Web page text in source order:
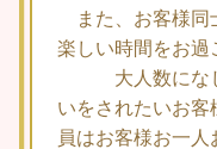
また、お客様同
楽しい時間を
大人数になじ
いをされたいお
員はお客様お一人